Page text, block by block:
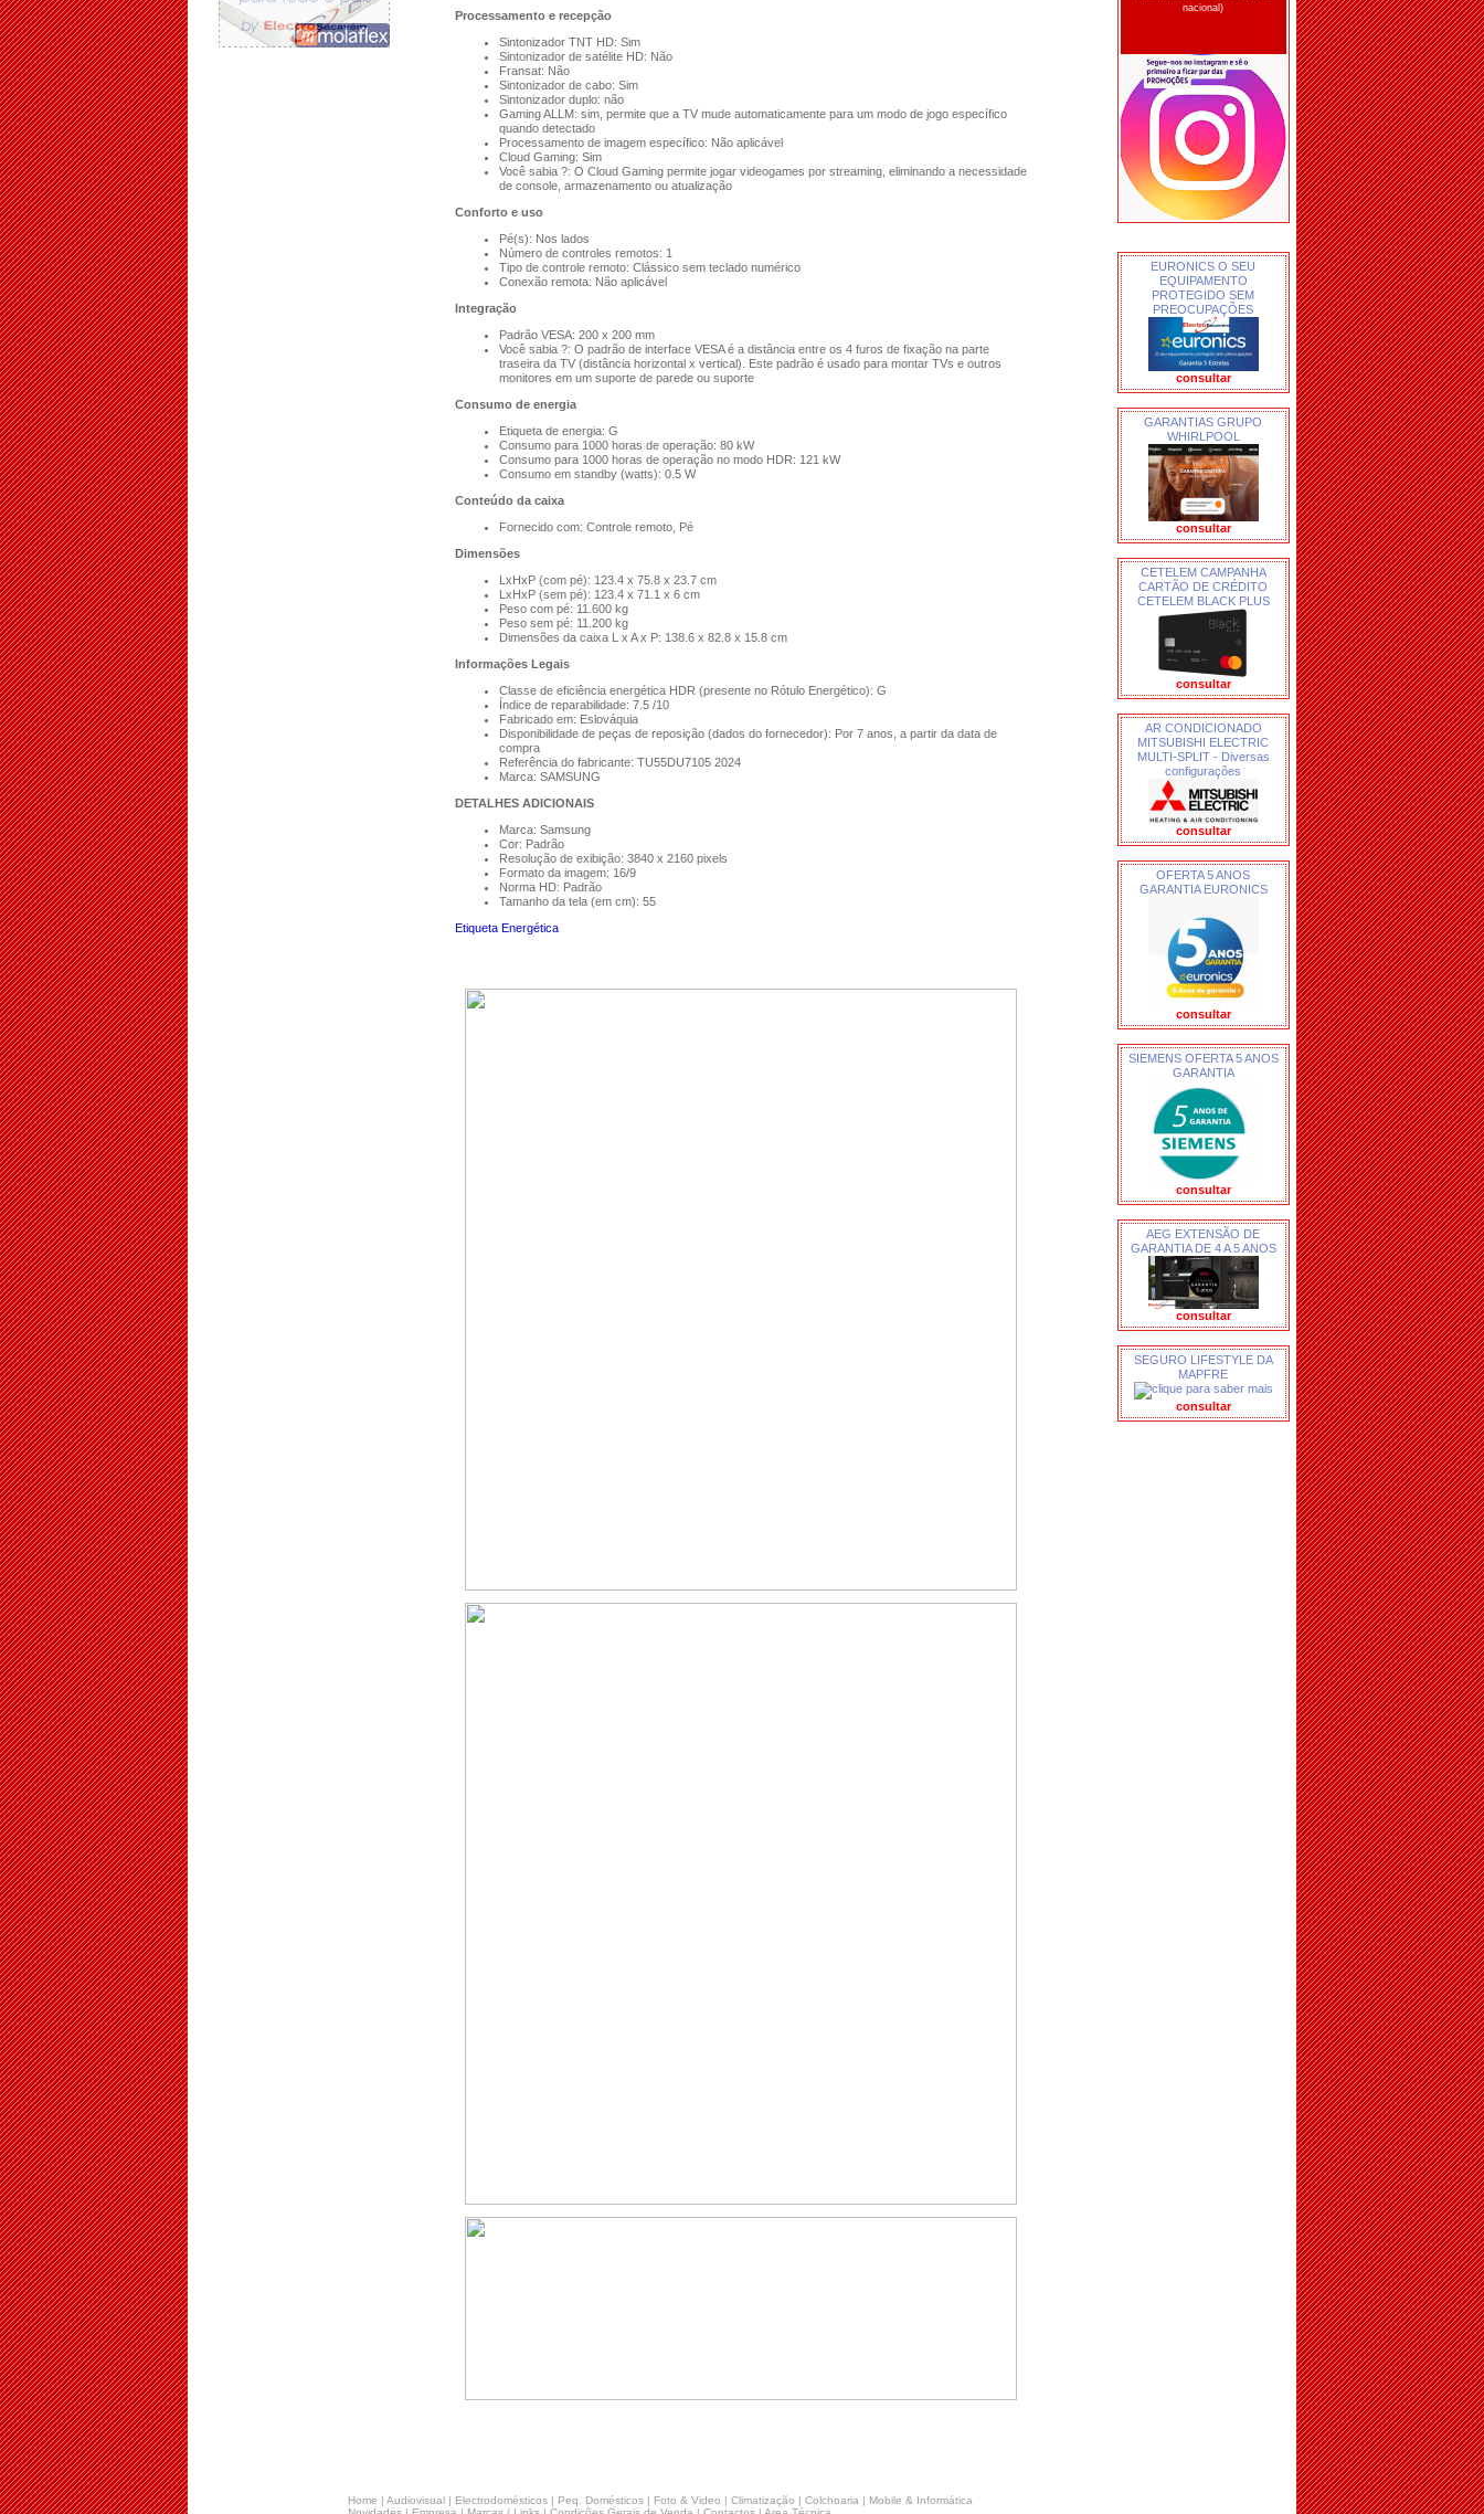
Processamento e recepção​
Sintonizador TNT HD: Sim
Sintonizador de satélite HD: Não
Fransat: Não
Sintonizador de cabo: Sim
Sintonizador duplo: não
Gaming ALLM: sim, permite que a TV mude automaticamente para um modo de jogo específico
quando detectado
Processamento de imagem específico: Não aplicável
Cloud Gaming: Sim
Você sabia ?: O Cloud Gaming permite jogar videogames por streaming, eliminando a necessidade
de console, armazenamento ou atualização
Conforto e uso​
Pé(s): Nos lados
Número de controles remotos: 1
Tipo de controle remoto: Clássico sem teclado numérico
Conexão remota: Não aplicável
Integração​
Padrão VESA: 200 x 200 mm
Você sabia ?: O padrão de interface VESA é a distância entre os 4 furos de fixação na parte
traseira da TV (distância horizontal x vertical). Este padrão é usado para montar TVs e outros
monitores em um suporte de parede ou suporte
Consumo de energia​
Etiqueta de energia: G
Consumo para 1000 horas de operação: 80 kW
Consumo para 1000 horas de operação no modo HDR: 121 kW
Consumo em standby (watts): 0.5 W
Conteúdo da caixa​
Fornecido com: Controle remoto, Pé
Dimensões​
LxHxP (com pé): 123.4 x 75.8 x 23.7 cm
LxHxP (sem pé): 123.4 x 71.1 x 6 cm
Peso com pé: 11.600 kg
Peso sem pé: 11.200 kg
Dimensões da caixa L x A x P: 138.6 x 82.8 x 15.8 cm
Informações Legais​
Classe de eficiência energética HDR (presente no Rótulo Energético): G
Índice de reparabilidade: 7.5 /10
Fabricado em: Eslováquia
Disponibilidade de peças de reposição (dados do fornecedor): Por 7 anos, a partir da data de
compra
Referência do fabricante: TU55DU7105 2024
Marca: SAMSUNG
DETALHES ADICIONAIS​
Marca: Samsung
Cor: Padrão
Resolução de exibição: 3840 x 2160 pixels
Formato da imagem: 16/9
Norma HD: Padrão
Tamanho da tela (em cm): 55
Etiqueta Energética
nacional)
EURONICS O SEU
EQUIPAMENTO
PROTEGIDO SEM
PREOCUPAÇÕES
consultar
GARANTIAS GRUPO
WHIRLPOOL
consultar
CETELEM CAMPANHA
CARTÃO DE CRÉDITO
CETELEM BLACK PLUS
consultar
AR CONDICIONADO
MITSUBISHI ELECTRIC
MULTI-SPLIT - Diversas
configurações
consultar
OFERTA 5 ANOS
GARANTIA EURONICS
consultar
SIEMENS OFERTA 5 ANOS
GARANTIA
consultar
AEG EXTENSÃO DE
GARANTIA DE 4 A 5 ANOS
consultar
SEGURO LIFESTYLE DA
MAPFRE
consultar
Home | Audiovisual | Electrodomésticos | Peq. Domésticos | Foto & Video | Climatização | Colchoaria | Mobile & Informática